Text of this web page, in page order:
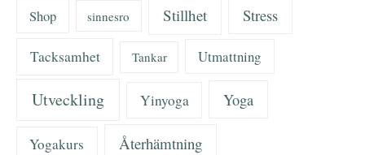
Shop sinnesro Stillhet Stress
Tacksamhet Tankar Utmattning
Utveckling Yinyoga Yoga
Yogakurs Återhämtning